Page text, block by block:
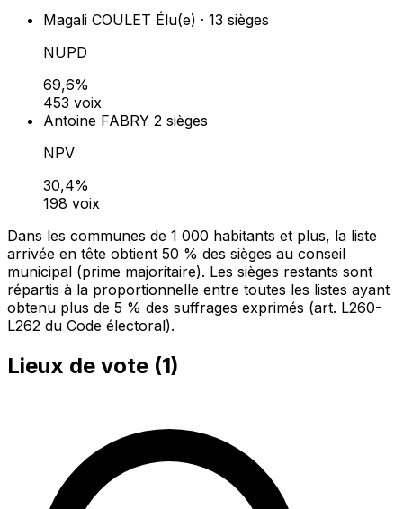
Magali COULET Élu(e) · 13 sièges
NUPD
69,6%
453 voix
Antoine FABRY 2 sièges
NPV
30,4%
198 voix
Dans les communes de 1 000 habitants et plus, la liste
arrivée en tête obtient 50 % des sièges au conseil
municipal (prime majoritaire). Les sièges restants sont
répartis à la proportionnelle entre toutes les listes ayant
obtenu plus de 5 % des suffrages exprimés (art. L260-
L262 du Code électoral).
Lieux de vote (1)